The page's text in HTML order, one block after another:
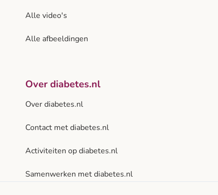
Alle video's
Alle afbeeldingen
Over diabetes.nl
Over diabetes.nl
Contact met diabetes.nl
Activiteiten op diabetes.nl
Samenwerken met diabetes.nl